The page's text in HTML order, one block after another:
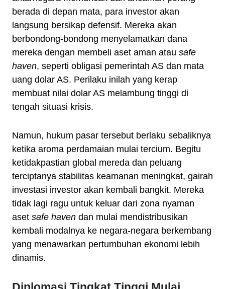
berada di depan mata, para investor akan
langsung bersikap defensif. Mereka akan
berbondong-bondong menyelamatkan dana
mereka dengan membeli aset aman atau safe
haven, seperti obligasi pemerintah AS dan mata
uang dolar AS. Perilaku inilah yang kerap
membuat nilai dolar AS melambung tinggi di
tengah situasi krisis.
Namun, hukum pasar tersebut berlaku sebaliknya
ketika aroma perdamaian mulai tercium. Begitu
ketidakpastian global mereda dan peluang
terciptanya stabilitas keamanan meningkat, gairah
investasi investor akan kembali bangkit. Mereka
tidak lagi ragu untuk keluar dari zona nyaman
aset safe haven dan mulai mendistribusikan
kembali modalnya ke negara-negara berkembang
yang menawarkan pertumbuhan ekonomi lebih
dinamis.